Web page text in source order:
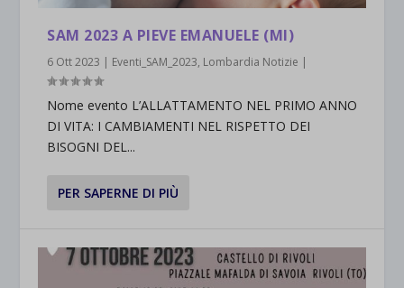
SAM 2023 A PIEVE EMANUELE (MI)
6 Ott 2023 | Eventi_SAM_2023, Lombardia Notizie |
Nome evento L’ALLATTAMENTO NEL PRIMO ANNO
DI VITA: I CAMBIAMENTI NEL RISPETTO DEI
BISOGNI DEL...
PER SAPERNE DI PIÙ